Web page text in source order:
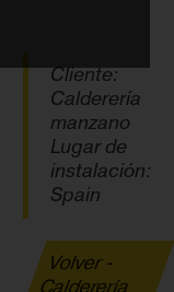
Cliente:
Calderería
manzano
Lugar de
instalación:
Spain
Volver -